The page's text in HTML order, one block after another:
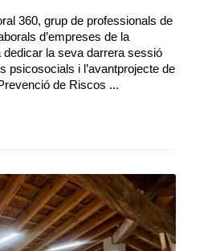
360, grup de professionals de
d’empreses de la
dedicar la seva darrera sessió
psicosocials i l’avantprojecte de
de Riscos ...